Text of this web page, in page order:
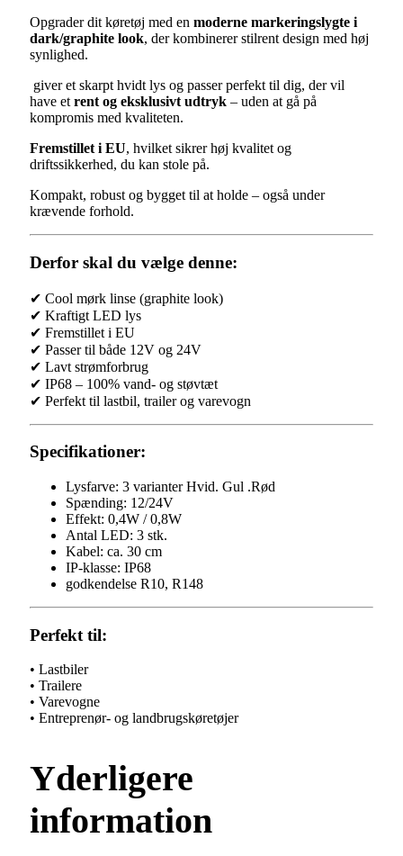
Opgrader dit køretøj med en moderne markeringslygte i
dark/graphite look, der kombinerer stilrent design med høj
synlighed.
giver et skarpt hvidt lys og passer perfekt til dig, der vil
have et rent og eksklusivt udtryk – uden at gå på
kompromis med kvaliteten.
Fremstillet i EU, hvilket sikrer høj kvalitet og
driftssikkerhed, du kan stole på.
Kompakt, robust og bygget til at holde – også under
krævende forhold.
Derfor skal du vælge denne:
✔ Cool mørk linse (graphite look)
✔ Kraftigt LED lys
✔ Fremstillet i EU
✔ Passer til både 12V og 24V
✔ Lavt strømforbrug
✔ IP68 – 100% vand- og støvtæt
✔ Perfekt til lastbil, trailer og varevogn
Specifikationer:
Lysfarve: 3 varianter Hvid. Gul .Rød
Spænding: 12/24V
Effekt: 0,4W / 0,8W
Antal LED: 3 stk.
Kabel: ca. 30 cm
IP-klasse: IP68
godkendelse R10, R148
Perfekt til:
• Lastbiler
• Trailere
• Varevogne
• Entreprenør- og landbrugskøretøjer
Yderligere
information